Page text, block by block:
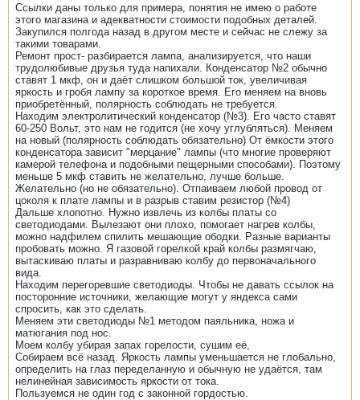
Ссылки даны только для примера, понятия не имею о работе
этого магазина и адекватности стоимости подобных деталей.
Закупился полгода назад в другом месте и сейчас не слежу за
такими товарами.
Ремонт прост- разбирается лампа, анализируется, что наши
трудолюбивые друзья туда напихали. Конденсатор №2 обычно
ставят 1 мкф, он и даёт слишком большой ток, увеличивая
яркость и гробя лампу за короткое время. Его меняем на вновь
приобретённый, полярность соблюдать не требуется.
Находим электролитический конденсатор (№3). Его часто ставят
60-250 Вольт, это нам не годится (не хочу углубляться). Меняем
на новый (полярность соблюдать обязательно) От ёмкости этого
конденсатора зависит "мерцание" лампы (что многие проверяют
камерой телефона и подобными пещерными способами). Поэтому
меньше 5 мкф ставить не желательно, лучше больше.
Желательно (но не обязательно). Отпаиваем любой провод от
цоколя к плате лампы и в разрыв ставим резистор (№4)
Дальше хлопотно. Нужно извлечь из колбы платы со
светодиодами. Вылезают они плохо, помогает нагрев колбы,
можно надфилем спилить мешающие ободки. Разные варианты
пробовать можно. Я газовой горелкой край колбы размягчаю,
вытаскиваю платы и разравниваю колбу до первоначального
вида.
Находим перегоревшие светодиоды. Чтобы не давать ссылок на
посторонние источники, желающие могут у яндекса сами
спросить, как это сделать.
Меняем эти светодиоды №1 методом паяльника, ножа и
матюгания под нос.
Моем колбу убирая запах горелости, сушим её,
Собираем всё назад. Яркость лампы уменьшается не глобально,
определить на глаз переделанную и обычную не удаётся, там
нелинейная зависимость яркости от тока.
Пользуемся не один год с законной гордостью.